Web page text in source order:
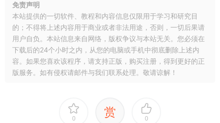
免责声明
本站提供的一切软件、教程和内容信息仅限用于学习和研究目
的；不得将上述内容用于商业或者非法用途，否则，一切后果请
用户自负。本站信息来自网络，版权争议与本站无关。您必须在
下载后的24个小时之内，从您的电脑或手机中彻底删除上述内
容。如果您喜欢该程序，请支持正版，购买注册，得到更好的正
版服务。如有侵权请邮件与我们联系处理。敬请谅解！
0 赏 0